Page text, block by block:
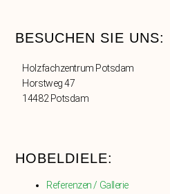
BESUCHEN SIE UNS:
Holzfachzentrum Potsdam
Horstweg 47
14482 Potsdam
HOBELDIELE:
Referenzen / Gallerie